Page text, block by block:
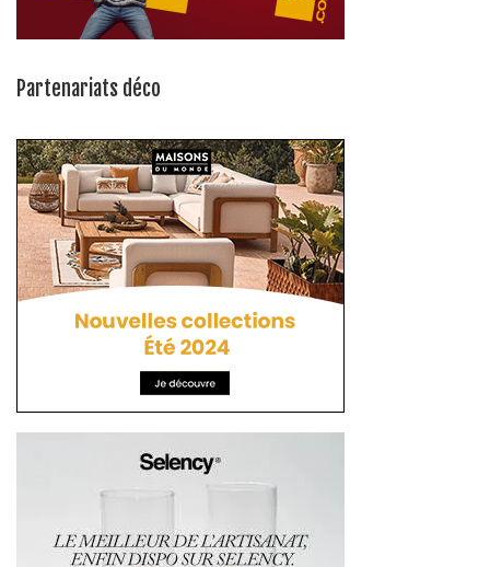
Partenariats déco